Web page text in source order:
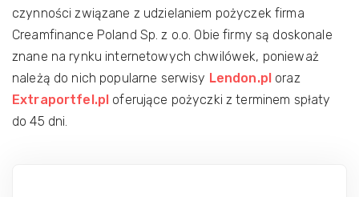
czynności związane z udzielaniem pożyczek firma
Creamfinance Poland Sp. z o.o. Obie firmy są doskonale
znane na rynku internetowych chwilówek, ponieważ
należą do nich popularne serwisy Lendon.pl oraz
Extraportfel.pl oferujące pożyczki z terminem spłaty
do 45 dni.